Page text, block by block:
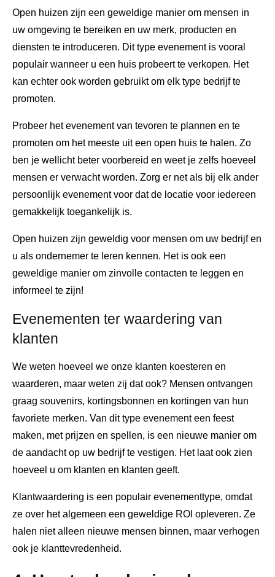
Open huizen zijn een geweldige manier om mensen in
uw omgeving te bereiken en uw merk, producten en
diensten te introduceren. Dit type evenement is vooral
populair wanneer u een huis probeert te verkopen. Het
kan echter ook worden gebruikt om elk type bedrijf te
promoten.
Probeer het evenement van tevoren te plannen en te
promoten om het meeste uit een open huis te halen. Zo
ben je wellicht beter voorbereid en weet je zelfs hoeveel
mensen er verwacht worden. Zorg er net als bij elk ander
persoonlijk evenement voor dat de locatie voor iedereen
gemakkelijk toegankelijk is.
Open huizen zijn geweldig voor mensen om uw bedrijf en
u als ondernemer te leren kennen. Het is ook een
geweldige manier om zinvolle contacten te leggen en
informeel te zijn!
Evenementen ter waardering van
klanten
We weten hoeveel we onze klanten koesteren en
waarderen, maar weten zij dat ook? Mensen ontvangen
graag souvenirs, kortingsbonnen en kortingen van hun
favoriete merken. Van dit type evenement een feest
maken, met prijzen en spellen, is een nieuwe manier om
de aandacht op uw bedrijf te vestigen. Het laat ook zien
hoeveel u om klanten en klanten geeft.
Klantwaardering is een populair evenementtype, omdat
ze over het algemeen een geweldige ROI opleveren. Ze
halen niet alleen nieuwe mensen binnen, maar verhogen
ook je klanttevredenheid.